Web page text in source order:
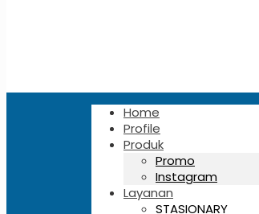
Home
Profile
Produk
Promo
Instagram
Layanan
STASIONARY